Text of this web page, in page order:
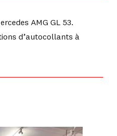
AMG GL 53.
d’autocollants à